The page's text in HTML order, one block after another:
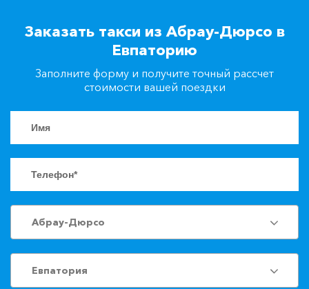
+7(861)217-90-04
Заказать такси
Заказать такси из Абрау-Дюрсо в
Евпаторию
Заполните форму и получите точный рассчет
стоимости вашей поездки
Абрау-Дюрсо
Евпатория